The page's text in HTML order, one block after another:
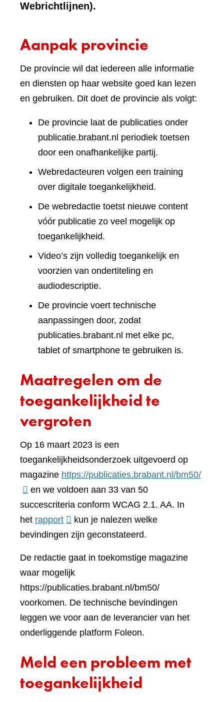
Webrichtlijnen).
Aanpak provincie
De provincie wil dat iedereen alle informatie
en diensten op haar website goed kan lezen
en gebruiken. Dit doet de provincie als volgt:
De provincie laat de publicaties onder
publicatie.brabant.nl periodiek toetsen
door een onafhankelijke partij.
Webredacteuren volgen een training
over digitale toegankelijkheid.
De webredactie toetst nieuwe content
vóór publicatie zo veel mogelijk op
toegankelijkheid.
Video’s zijn volledig toegankelijk en
voorzien van ondertiteling en
audiodescriptie.
De provincie voert technische
aanpassingen door, zodat
publicaties.brabant.nl met elke pc,
tablet of smartphone te gebruiken is.
Maatregelen om de
toegankelijkheid te
vergroten
Op 16 maart 2023 is een
toegankelijkheidsonderzoek uitgevoerd op
magazine https://publicaties.brabant.nl/bm50/
en we voldoen aan 33 van 50
succescriteria conform WCAG 2.1. AA. In
het rapport(verwijst
naar
andere
website)
kun je nalezen welke
bevindingen zijn geconstateerd.
De redactie gaat in toekomstige magazine
waar mogelijk
https://publicaties.brabant.nl/bm50/
voorkomen. De technische bevindingen
leggen we voor aan de leverancier van het
onderliggende platform Foleon.
Meld een probleem met
toegankelijkheid